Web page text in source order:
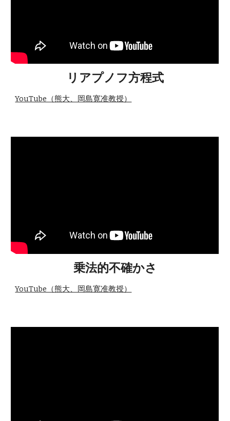
リアプノフ方程式
YouTube（熊大、岡島寛准教授）
乗法的不確かさ
YouTube（熊大、岡島寛准教授）